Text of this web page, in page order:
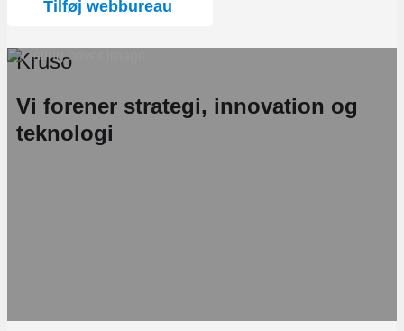
Tilføj webbureau
Kruso
Vi forener strategi, innovation og
teknologi